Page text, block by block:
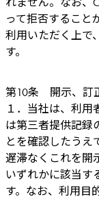
って拒否すること
利用いただく上で
す。
第10条 開示、訂
１．当社は、利用
は第三者提供記録
とを確認したうえ
遅滞なくこれを開
いずれかに該当す
す。なお、利用目